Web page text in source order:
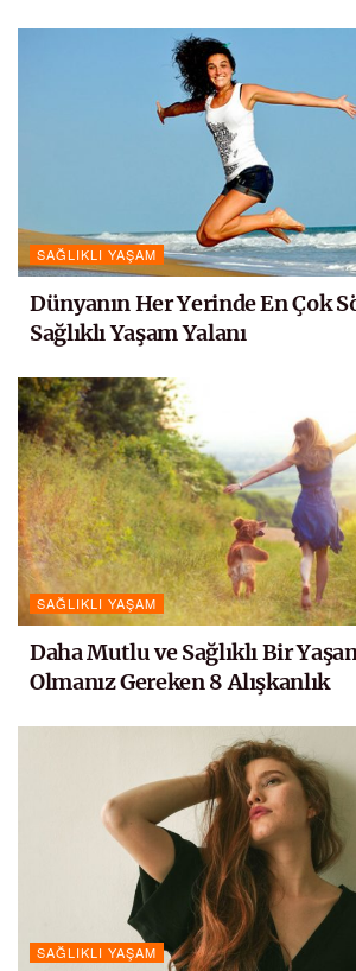
SAĞLIKLI YAŞAM
Dünyanın Her Yerinde En Çok
Sağlıklı Yaşam Yalanı
SAĞLIKLI YAŞAM
Daha Mutlu ve Sağlıklı Bir
Olmanız Gereken 8 Alışkanlık
SAĞLIKLI YAŞAM